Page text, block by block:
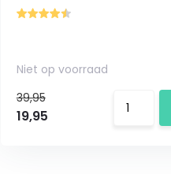
Niet op voorraad
39,95
19,95